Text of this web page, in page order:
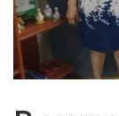
АРХИВ PDF